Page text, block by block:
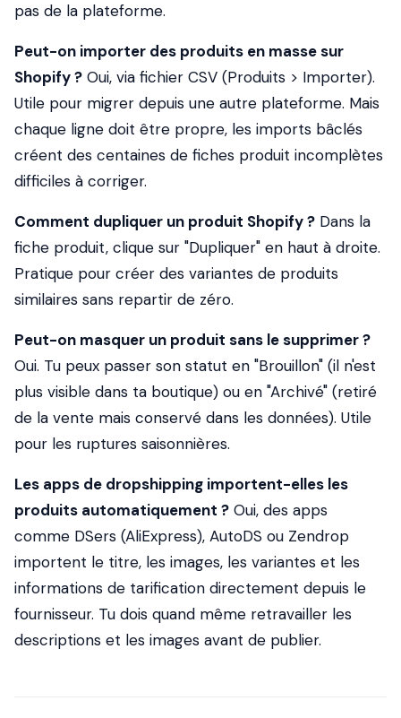
pas de la plateforme.
Peut-on importer des produits en masse sur
Shopify ? Oui, via fichier CSV (Produits > Importer).
Utile pour migrer depuis une autre plateforme. Mais
chaque ligne doit être propre, les imports bâclés
créent des centaines de fiches produit incomplètes
difficiles à corriger.
Comment dupliquer un produit Shopify ? Dans la
fiche produit, clique sur "Dupliquer" en haut à droite.
Pratique pour créer des variantes de produits
similaires sans repartir de zéro.
Peut-on masquer un produit sans le supprimer ?
Oui. Tu peux passer son statut en "Brouillon" (il n'est
plus visible dans ta boutique) ou en "Archivé" (retiré
de la vente mais conservé dans les données). Utile
pour les ruptures saisonnières.
Les apps de dropshipping importent-elles les
produits automatiquement ? Oui, des apps
comme DSers (AliExpress), AutoDS ou Zendrop
importent le titre, les images, les variantes et les
informations de tarification directement depuis le
fournisseur. Tu dois quand même retravailler les
descriptions et les images avant de publier.